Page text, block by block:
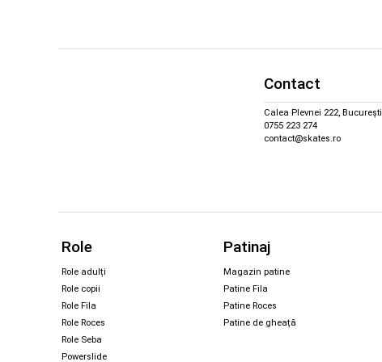
Contact
Calea Plevnei 222, București
0755 223 274
contact@skates.ro
Role
Role adulți
Role copii
Role Fila
Role Roces
Role Seba
Powerslide
Patinaj
Magazin patine
Patine Fila
Patine Roces
Patine de gheață